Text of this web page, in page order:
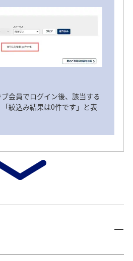
会員でログイン後、該当する
絞込み結果は0件です」と表